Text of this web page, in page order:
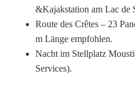
&Kajak­station am Lac de
Route des Crêtes – 23
m Länge empfohlen.
Nacht im Stellplatz
Services).